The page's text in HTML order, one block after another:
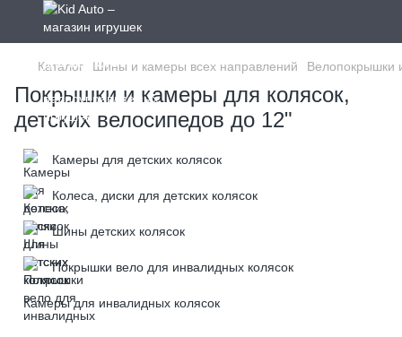
Каталог Шины и камеры всех направлений Велопокрышки
Покрышки и камеры для колясок,
детских велосипедов до 12"
Камеры для детских колясок
Колеса, диски для детских колясок
Шины детских колясок
Покрышки вело для инвалидных колясок
Камеры для инвалидных колясок